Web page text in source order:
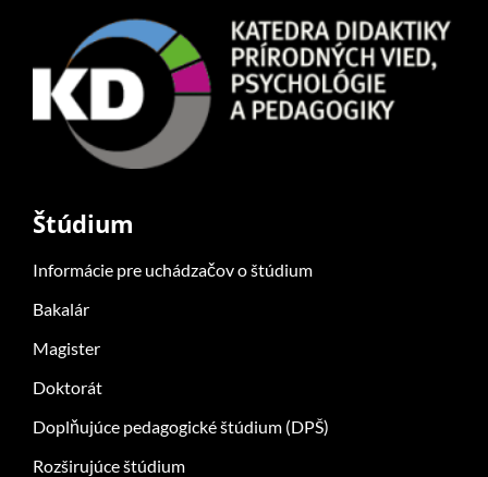
Štúdium
Informácie pre uchádzačov o štúdium
Bakalár
Magister
Doktorát
Doplňujúce pedagogické štúdium (DPŠ)
Rozširujúce štúdium